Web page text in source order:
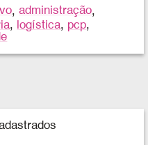
,administração,
, logística, pcp,